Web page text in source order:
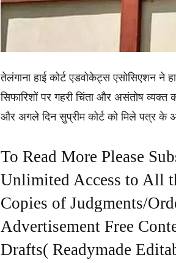
तेलंगाना हाई कोर्ट एडवोकेट्स एसोसिएशन ने
सिफारिशों पर गहरी चिंता और असंतोष
और अगले दिन सुप्रीम कोर्ट को मिले पत्र के
To Read More Please
Unlimited Access to All
Copies of Judgments/
Advertisement Free
Drafts( Readymade